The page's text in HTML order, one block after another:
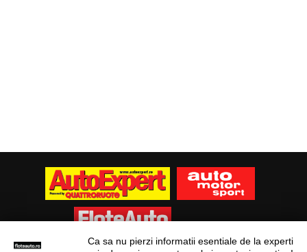
Ca sa nu pierzi informatii esentiale de la experti